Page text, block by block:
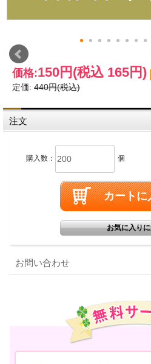
価格:150円 (税込 165円)
定価: 440円(税込)
注文
購入数： 個
お問い合わせ